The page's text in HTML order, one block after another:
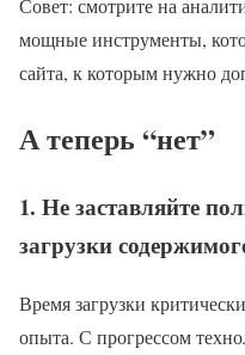
Совет: смотрите на
мощные инструменты,
сайта, к которым нужно
А теперь “нет”
1. Не заставляйте
загрузки
Время загрузки
опыта. С прогрессом